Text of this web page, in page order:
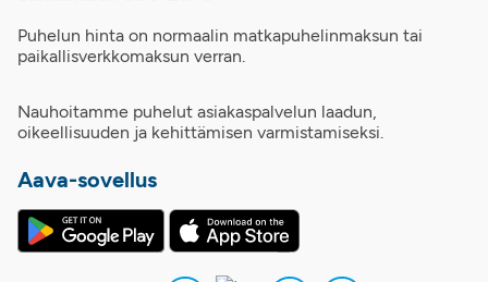
Puhelun hinta on normaalin matkapuhelinmaksun tai
paikallisverkkomaksun verran.
Nauhoitamme puhelut asiakaspalvelun laadun,
oikeellisuuden ja kehittämisen varmistamiseksi.
Aava-sovellus